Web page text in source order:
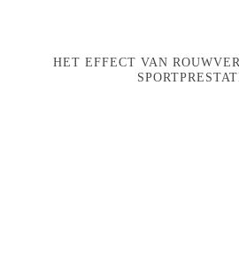
HET EFFECT VAN